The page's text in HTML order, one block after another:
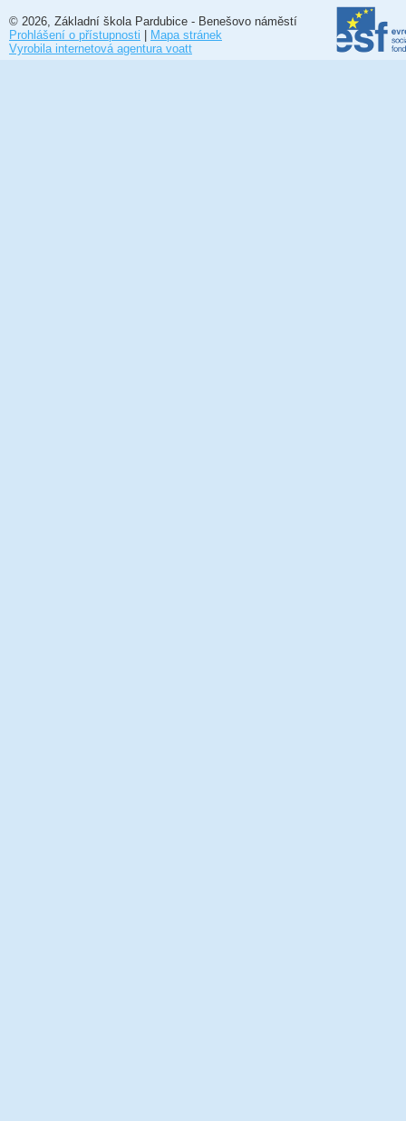
© 2026, Základní škola Pardubice - Benešovo náměstí
Prohlášení o přístupnosti | Mapa stránek
Vyrobila internetová agentura voatt